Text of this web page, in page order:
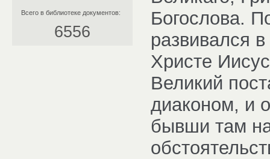
Всего в библиотеке документов:
6556
Богослова.
развивался
Христе
Великий
диаконом, и
бывши там